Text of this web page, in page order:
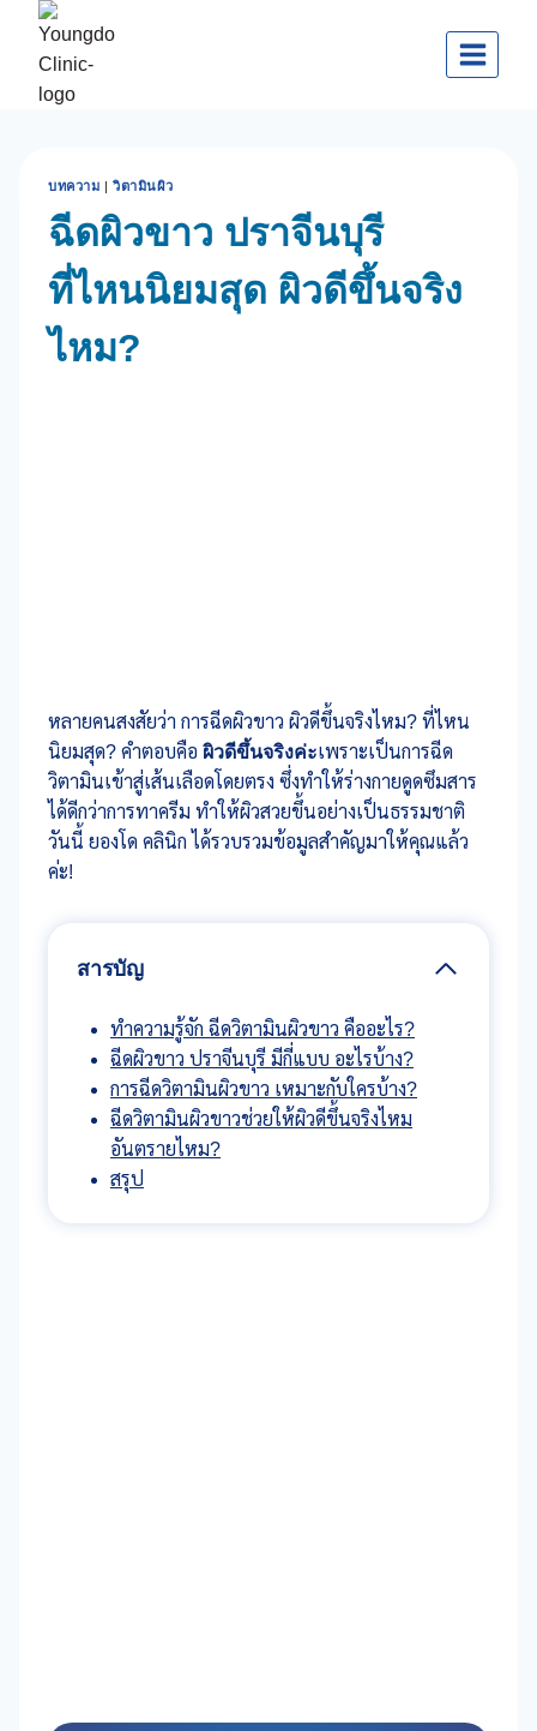
content
บทความ |วิตามินผิว
ฉีดผิวขาว ปราจีนบุรี
ที่ไหนนิยมสุด ผิวดีขึ้นจริง
ไหม?
หลายคนสงสัยว่า การฉีดผิวขาว ผิวดีขึ้นจริงไหม? ที่ไหน
นิยมสุด? คำตอบคือ ผิวดีขึ้นจริงค่ะเพราะเป็นการฉีด
วิตามินเข้าสู่เส้นเลือดโดยตรง ซึ่งทำให้ร่างกายดูดซึมสาร
ได้ดีกว่าการทาครีม ทำให้ผิวสวยขึ้นอย่างเป็นธรรมชาติ
วันนี้ ยองโด คลินิก ได้รวบรวมข้อมูลสำคัญมาให้คุณแล้ว
ค่ะ!
สารบัญ
ทำความรู้จัก ฉีดวิตามินผิวขาว คืออะไร?
ฉีดผิวขาว ปราจีนบุรี มีกี่แบบ อะไรบ้าง?
การฉีดวิตามินผิวขาว เหมาะกับใครบ้าง?
ฉีดวิตามินผิวขาวช่วยให้ผิวดีขึ้นจริงไหม
อันตรายไหม?
สรุป